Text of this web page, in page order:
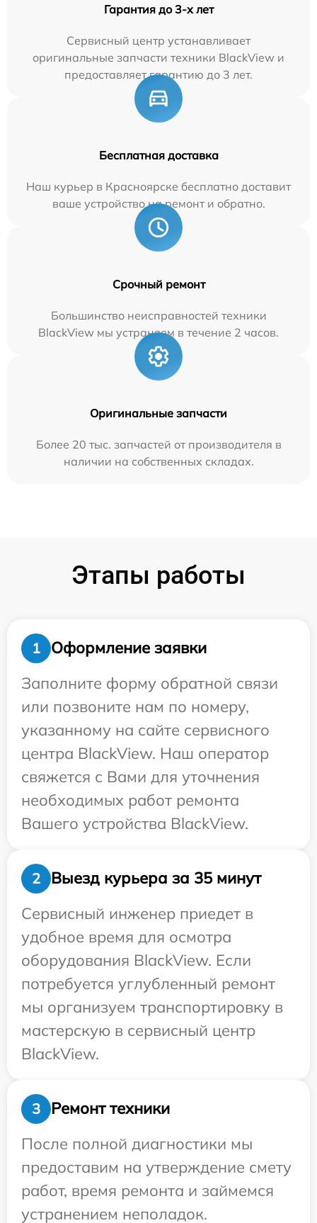
Гарантия до 3-х лет
Сервисный центр устанавливает
оригинальные запчасти техники BlackView и
предоставляет гарантию до 3 лет.
Бесплатная доставка
Наш курьер в Красноярске бесплатно доставит
ваше устройство на ремонт и обратно.
Срочный ремонт
Большинство неисправностей техники
BlackView мы устраняем в течение 2 часов.
Оригинальные запчасти
Более 20 тыс. запчастей от производителя в
наличии на собственных складах.
Этапы работы
1
Оформление заявки
Заполните форму обратной связи
или позвоните нам по номеру,
указанному на сайте сервисного
центра BlackView. Наш оператор
свяжется с Вами для уточнения
необходимых работ ремонта
Вашего устройства BlackView.
2
Выезд курьера за 35 минут
Сервисный инженер приедет в
удобное время для осмотра
оборудования BlackView. Если
потребуется углубленный ремонт
мы организуем транспортировку в
мастерскую в сервисный центр
BlackView.
3
Ремонт техники
После полной диагностики мы
предоставим на утверждение смету
работ, время ремонта и займемся
устранением неполадок.